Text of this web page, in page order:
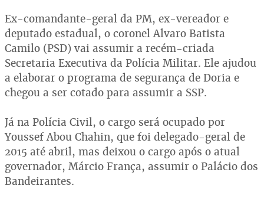
Ex-comandante-geral da PM, ex-vereador e
deputado estadual, o coronel Alvaro Batista
Camilo (PSD) vai assumir a recém-criada
Secretaria Executiva da Polícia Militar. Ele ajudou
a elaborar o programa de segurança de Doria e
chegou a ser cotado para assumir a SSP.
Já na Polícia Civil, o cargo será ocupado por
Youssef Abou Chahin, que foi delegado-geral de
2015 até abril, mas deixou o cargo após o atual
governador, Márcio França, assumir o Palácio dos
Bandeirantes.